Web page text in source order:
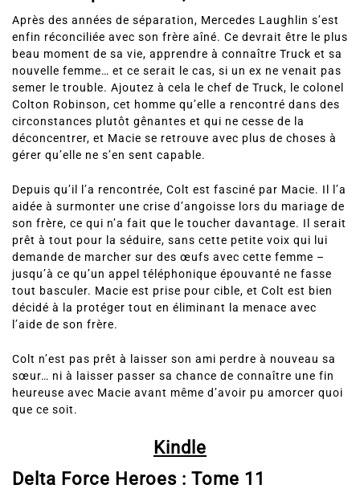
enfin réconciliée avec son frère aîné. Ce devrait être le plus
beau moment de sa vie, apprendre à connaître Truck et sa
nouvelle femme… et ce serait le cas, si un ex ne venait pas
semer le trouble. Ajoutez à cela le chef de Truck, le colonel
Colton Robinson, cet homme qu’elle a rencontré dans des
circonstances plutôt gênantes et qui ne cesse de la
déconcentrer, et Macie se retrouve avec plus de choses à
gérer qu’elle ne s’en sent capable.
aidée à surmonter une crise d’angoisse lors du mariage de
son frère, ce qui n’a fait que le toucher davantage. Il serait
prêt à tout pour la séduire, sans cette petite voix qui lui
demande de marcher sur des œufs avec cette femme –
jusqu’à ce qu’un appel téléphonique épouvanté ne fasse
tout basculer. Macie est prise pour cible, et Colt est bien
décidé à la protéger tout en éliminant la menace avec
l’aide de son frère.
sœur… ni à laisser passer sa chance de connaître une fin
heureuse avec Macie avant même d’avoir pu amorcer quoi
que ce soit.
Kindle
Delta Force Heroes : Tome 11